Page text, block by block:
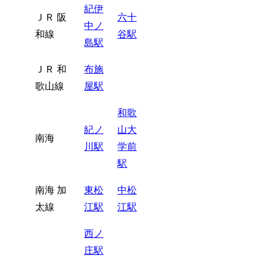
ＪＲ 阪
和線
紀伊
中ノ
島駅
六十
谷駅
ＪＲ 和
歌山線
布施
屋駅
南海
紀ノ
川駅
和歌
山大
学前
駅
南海 加
太線
東松
江駅
中松
江駅
西ノ
庄駅